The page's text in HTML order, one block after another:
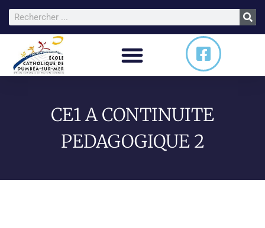
CE1 A CONTINUITE
PEDAGOGIQUE 2